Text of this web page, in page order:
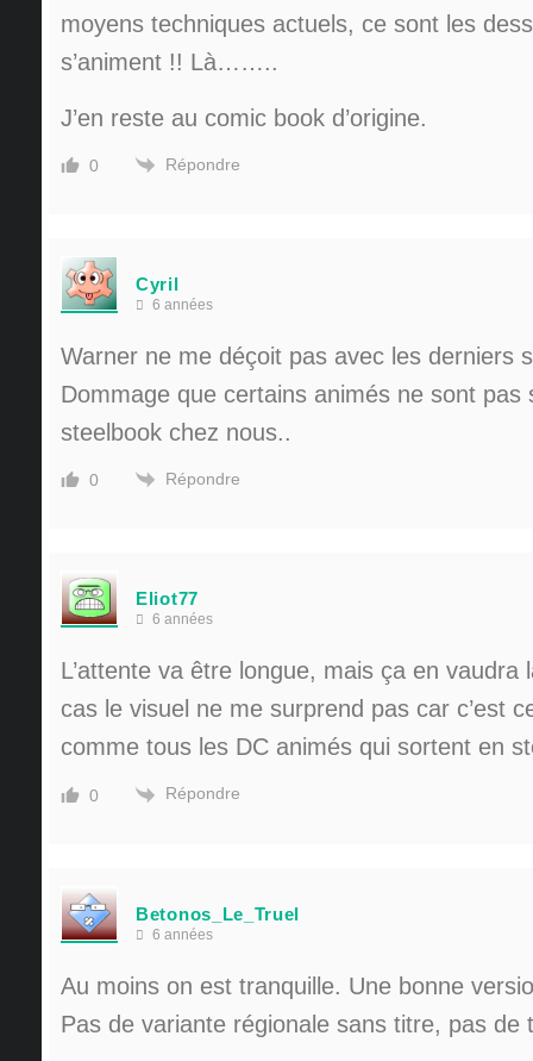
moyens techniques actuels, ce sont les
s’animent !! Là……..
J’en reste au comic book d’origine.
0 Répondre
Cyril
6 années
Warner ne me déçoit pas avec les derniers
Dommage que certains animés ne sont pas
steelbook chez nous..
0 Répondre
Eliot77
6 années
L’attente va être longue, mais ça en vaudra
cas le visuel ne me surprend pas car c’est
comme tous les DC animés qui sortent en
0 Répondre
Betonos_Le_Truel
6 années
Au moins on est tranquille. Une bonne
Pas de variante régionale sans titre, pas de